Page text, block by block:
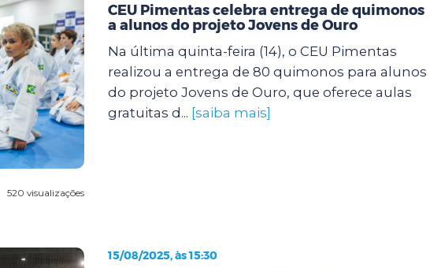
520 visualizações
CEU Pimentas celebra entrega de quimonos
a alunos do projeto Jovens de Ouro
Na última quinta-feira (14), o CEU Pimentas
realizou a entrega de 80 quimonos para alunos
do projeto Jovens de Ouro, que oferece aulas
gratuitas d... [saiba mais]
15/08/2025, às 15:30